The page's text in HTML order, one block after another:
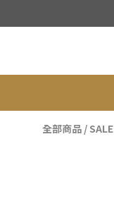
全部商品 / SALE